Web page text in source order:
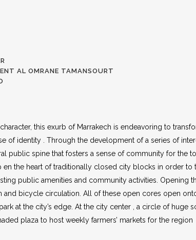
AL OMRANE TAMANSOURT
this exurb of Marrakech is endeavoring to
of identity . Through the development of a series of
public spine that fosters a sense of community for the
the heart of traditionally closed city blocks in order to
public amenities and community activities. Opening
bicycle circulation. All of these open cores open onto
at the city’s edge. At the city center , a circle of huge
plaza to host weekly farmers’ markets for the region